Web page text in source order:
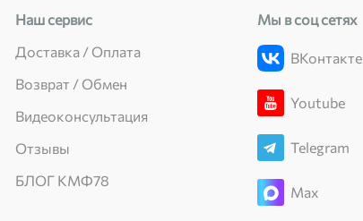
Наш сервис
Доставка / Оплата
Возврат / Обмен
Видеоконсультация
Отзывы
БЛОГ КМФ78
Мы в соц сетях
ВКонтакте
Youtube
Telegram
Max